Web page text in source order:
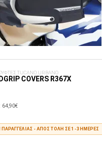
TUCANO URBANO
COVERS R367X
64,90€
ΠΑΡΑΓΓΕΛΊΑΣ - ΑΠΟΣΤΟΛΉ ΣΕ 1-3 ΗΜΈΡΕΣ